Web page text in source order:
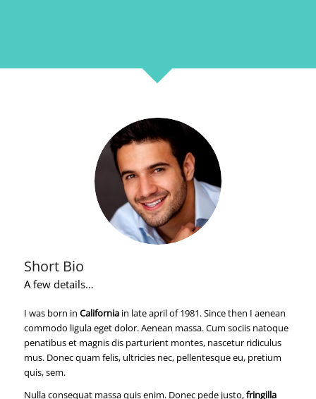
Short Bio
A few details…
I was born in Californiain late april of 1981. Since then I aenean
commodo ligula eget dolor. Aenean massa. Cum sociis natoque
penatibus et magnis dis parturient montes, nascetur ridiculus
mus. Donec quam felis, ultricies nec, pellentesque eu, pretium
quis, sem.
Nulla consequat massa quis enim. Donec pede justo,fringilla